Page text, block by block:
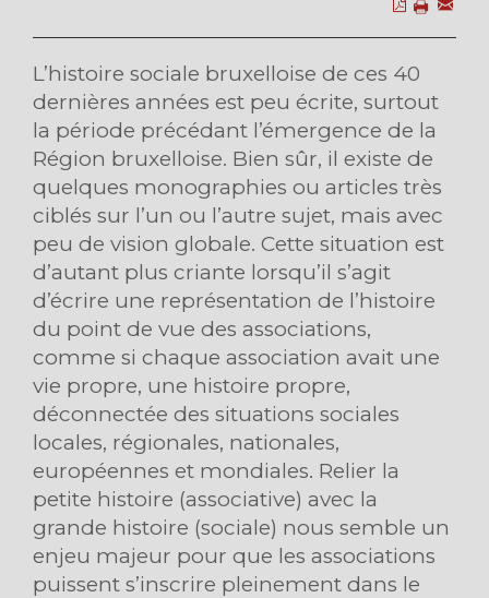
L’histoire sociale bruxelloise de ces 40
dernières années est peu écrite, surtout
la période précédant l’émergence de la
Région bruxelloise. Bien sûr, il existe de
quelques monographies ou articles très
ciblés sur l’un ou l’autre sujet, mais avec
peu de vision globale. Cette situation est
d’autant plus criante lorsqu’il s’agit
d’écrire une représentation de l’histoire
du point de vue des associations,
comme si chaque association avait une
vie propre, une histoire propre,
déconnectée des situations sociales
locales, régionales, nationales,
européennes et mondiales. Relier la
petite histoire (associative) avec la
grande histoire (sociale) nous semble un
enjeu majeur pour que les associations
puissent s’inscrire pleinement dans le